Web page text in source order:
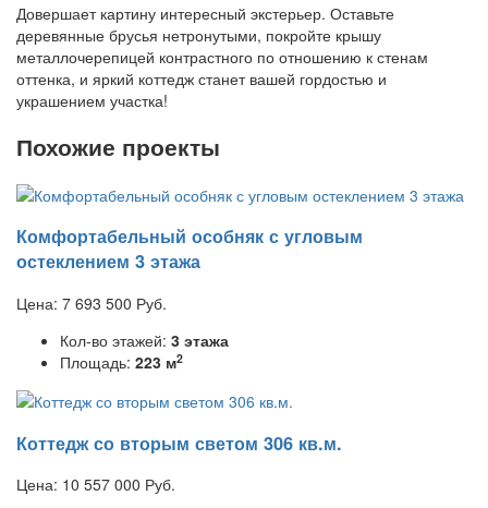
Довершает картину интересный экстерьер. Оставьте
деревянные брусья нетронутыми, покройте крышу
металлочерепицей контрастного по отношению к стенам
оттенка, и яркий коттедж станет вашей гордостью и
украшением участка!
Похожие проекты
Комфортабельный особняк с угловым
остеклением 3 этажа
Цена: 7 693 500 Руб.
Кол-во этажей: 3 этажа
Площадь: 223 м2
Коттедж со вторым светом 306 кв.м.
Цена: 10 557 000 Руб.